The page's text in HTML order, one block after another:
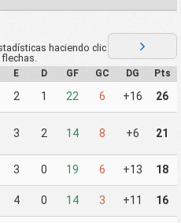
haciendo clic
E D GF GC DG Pts
2 1 22 6 +16 26
3 2 14 8 +6 21
3 0 19 6 +13 18
4 0 14 3 +11 16